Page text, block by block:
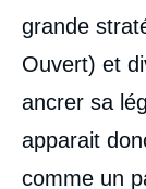
grande
Ouvert) et
ancrer sa
apparait
comme un